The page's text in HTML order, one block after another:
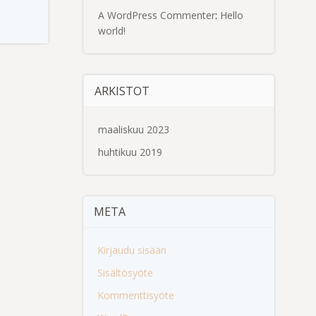
A WordPress Commenter: Hello
world!
ARKISTOT
maaliskuu 2023
huhtikuu 2019
META
Kirjaudu sisään
Sisältösyöte
Kommenttisyöte